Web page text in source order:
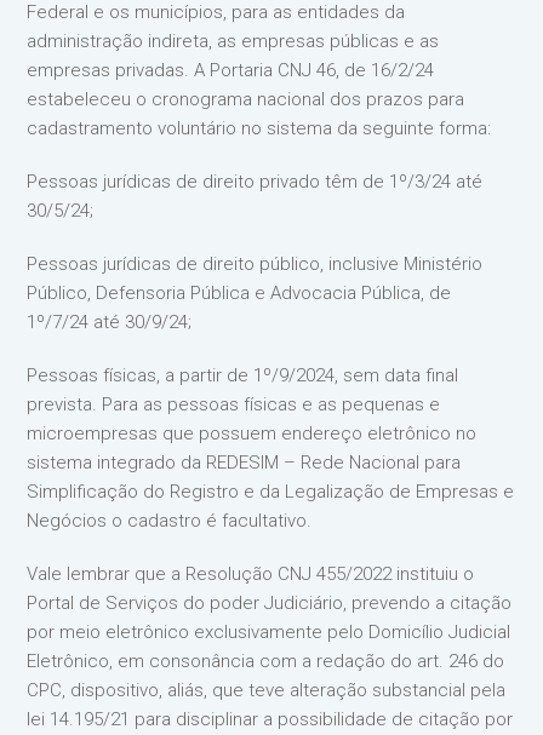
Federal e os municípios, para as entidades da
administração indireta, as empresas públicas e as
empresas privadas. A Portaria CNJ 46, de 16/2/24
estabeleceu o cronograma nacional dos prazos para
cadastramento voluntário no sistema da seguinte forma:
Pessoas jurídicas de direito privado têm de 1º/3/24 até
30/5/24;
Pessoas jurídicas de direito público, inclusive Ministério
Público, Defensoria Pública e Advocacia Pública, de
1º/7/24 até 30/9/24;
Pessoas físicas, a partir de 1º/9/2024, sem data final
prevista. Para as pessoas físicas e as pequenas e
microempresas que possuem endereço eletrônico no
sistema integrado da REDESIM – Rede Nacional para
Simplificação do Registro e da Legalização de Empresas e
Negócios o cadastro é facultativo.
Vale lembrar que a Resolução CNJ 455/2022 instituiu o
Portal de Serviços do poder Judiciário, prevendo a citação
por meio eletrônico exclusivamente pelo Domicílio Judicial
Eletrônico, em consonância com a redação do art. 246 do
CPC, dispositivo, aliás, que teve alteração substancial pela
lei 14.195/21 para disciplinar a possibilidade de citação por